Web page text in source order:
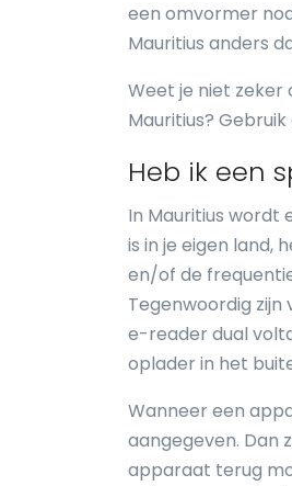
een omvormer
Mauritius anders
Weet je niet zeker
Mauritius? Gebruik
Heb ik een
In Mauritius wordt
is in je eigen land,
en/of de
Tegenwoordig
e-reader dual
oplader in het
Wanneer een
aangegeven. Dan
apparaat terug